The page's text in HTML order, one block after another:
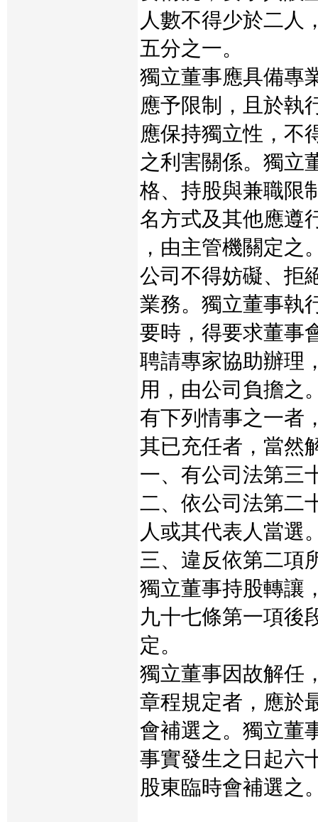
人數不得少於二人
五分之一。
獨立董事應具備專
應予限制，且於執
應保持獨立性，不
之利害關係。獨立
格、持股與兼職限
名方式及其他應遵
，由主管機關定之
公司不得妨礙、拒
業務。獨立董事執
要時，得要求董事
聘請專家協助辦理
用，由公司負擔之
有下列情事之一者
其已充任者，當然
一、有公司法第三
二、依公司法第二
人或其代表人當選
三、違反依第二項
獨立董事持股轉讓
九十七條第一項後
定。
獨立董事因故解任
章程規定者，應於
會補選之。獨立董
事實發生之日起六
股東臨時會補選之